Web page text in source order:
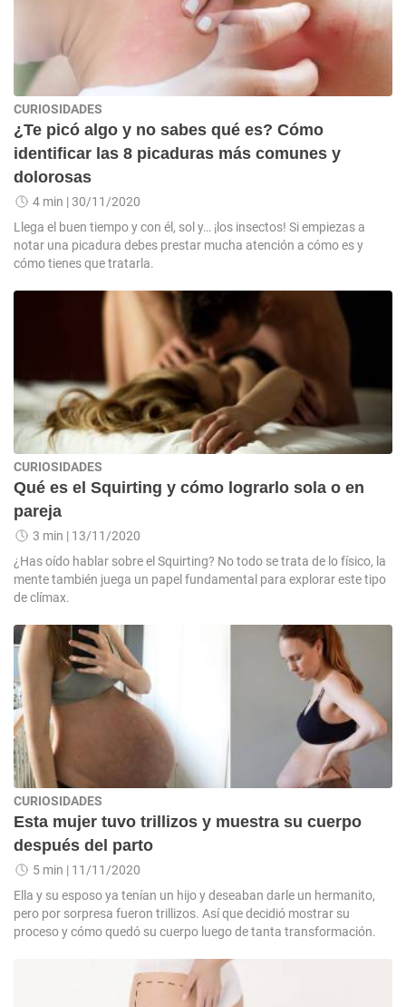
CURIOSIDADES
¿Te picó algo y no sabes qué es? Cómo
identificar las 8 picaduras más comunes y
dolorosas
4 min | 30/11/2020
Llega el buen tiempo y con él, sol y… ¡los insectos! Si empiezas a
notar una picadura debes prestar mucha atención a cómo es y
cómo tienes que tratarla.
CURIOSIDADES
Qué es el Squirting y cómo lograrlo sola o en
pareja
3 min | 13/11/2020
¿Has oído hablar sobre el Squirting? No todo se trata de lo físico, la
mente también juega un papel fundamental para explorar este tipo
de clímax.
CURIOSIDADES
Esta mujer tuvo trillizos y muestra su cuerpo
después del parto
5 min | 11/11/2020
Ella y su esposo ya tenían un hijo y deseaban darle un hermanito,
pero por sorpresa fueron trillizos. Así que decidió mostrar su
proceso y cómo quedó su cuerpo luego de tanta transformación.